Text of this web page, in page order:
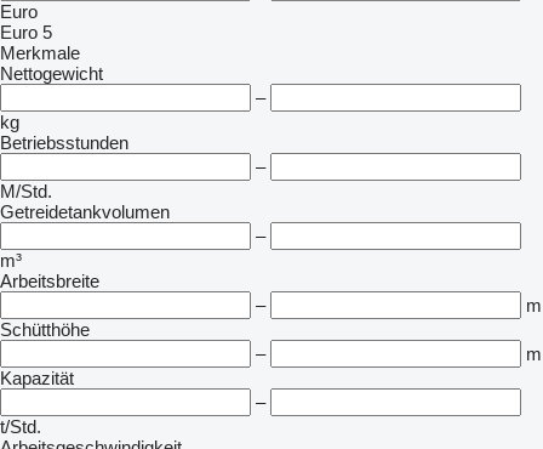
Euro
Euro 5
Merkmale
Nettogewicht
–
kg
Betriebsstunden
–
M/Std.
Getreidetankvolumen
–
m³
Arbeitsbreite
–
m
Schütthöhe
–
m
Kapazität
–
t/Std.